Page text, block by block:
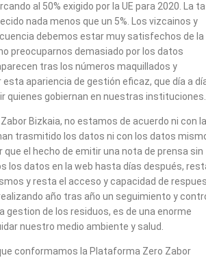
al 50% exigido por la UE para 2020. La
nada menos que un 5%. Los vizcainos y
debemos estar muy satisfechos de la
preocuparnos demasiado por los datos
tras los números maquillados y
esta apariencia de gestión eficaz, que día a
quienes gobiernan en nuestras instituciones.
Bizkaia, no estamos de acuerdo ni con la
trasmitido los datos ni con los datos
que el hecho de emitir una nota de prensa sin
los datos en la web hasta días después,
y resta el acceso y capacidad de
año tras año un seguimiento y
gestion de los residuos, es de una enorme
nuestro medio ambiente y salud.
conformamos la Plataforma Zero Zabor